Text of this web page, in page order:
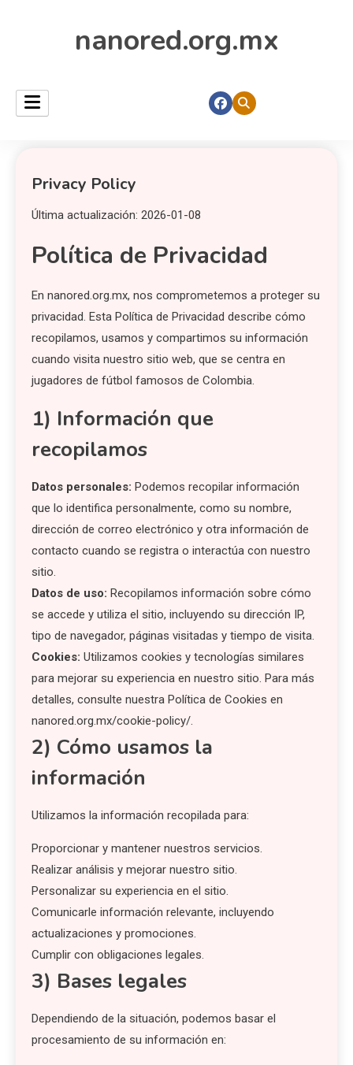
nanored.org.mx
Privacy Policy
Última actualización: 2026-01-08
Política de Privacidad
En nanored.org.mx, nos comprometemos a proteger su
privacidad. Esta Política de Privacidad describe cómo
recopilamos, usamos y compartimos su información
cuando visita nuestro sitio web, que se centra en
jugadores de fútbol famosos de Colombia.
1) Información que
recopilamos
Datos personales: Podemos recopilar información
que lo identifica personalmente, como su nombre,
dirección de correo electrónico y otra información de
contacto cuando se registra o interactúa con nuestro
sitio.
Datos de uso: Recopilamos información sobre cómo
se accede y utiliza el sitio, incluyendo su dirección IP,
tipo de navegador, páginas visitadas y tiempo de visita.
Cookies: Utilizamos cookies y tecnologías similares
para mejorar su experiencia en nuestro sitio. Para más
detalles, consulte nuestra Política de Cookies en
nanored.org.mx/cookie-policy/.
2) Cómo usamos la
información
Utilizamos la información recopilada para:
Proporcionar y mantener nuestros servicios.
Realizar análisis y mejorar nuestro sitio.
Personalizar su experiencia en el sitio.
Comunicarle información relevante, incluyendo
actualizaciones y promociones.
Cumplir con obligaciones legales.
3) Bases legales
Dependiendo de la situación, podemos basar el
procesamiento de su información en: